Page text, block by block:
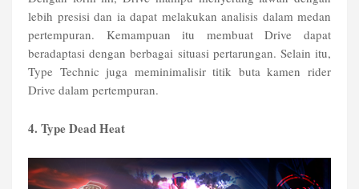
lebih presisi dan ia dapat melakukan analisis dalam medan
pertempuran. Kemampuan itu membuat Drive dapat
beradaptasi dengan berbagai situasi pertarungan. Selain itu,
Type Technic juga meminimalisir titik buta kamen rider
Drive dalam pertempuran.
4. Type Dead Heat